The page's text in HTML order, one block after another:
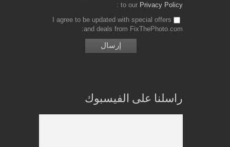
to our Privacy Policy
I agree to be updated with special offers
and deals from FixThePhoto.com
راسلنا على الفيسبوك